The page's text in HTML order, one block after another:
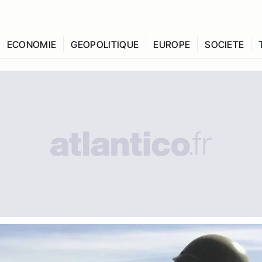
ECONOMIE GEOPOLITIQUE EUROPE SOCIETE